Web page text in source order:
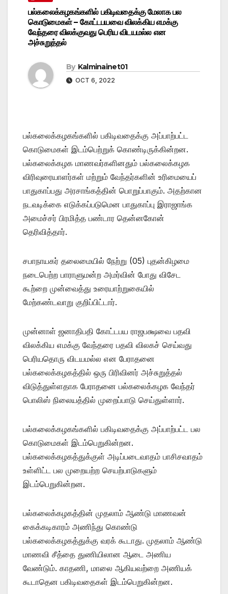
பல்கலைக்கழகங்களில் பகிடிவதைக்கு மேலாக பல
கொடுமைகள் – கோட்டபயவை விலக்கிய எமக்கு
வேந்தரை விலக்குவது பெரிய விடயமல்ல என
அச்சுறுத்தல்
By Kalminainet01
OCT 6, 2022
பல்கலைக்கழகங்களில் பகிடிவதைக்கு அப்பாற்பட்ட
கொடுமைகள் இடம்பெற்றுக் கொண்டிருக்கின்றன.
பல்கலைக்கழக மாணவர்களினதும் பல்கலைக்கழக
விரிவுரையாளர்கள் மற்றும் வேந்தர்களின் உரிமையைப்
பாதுகாப்பது அரசாங்கத்தின் பொறுப்பாகும். அதற்கான
நடவடிக்கை எடுக்கப்படுமென பாதுகாப்பு இராஜாங்க
அமைச்சர் பிரமித்த பண்டார தென்னகோன்
தெரிவித்தார்.
சபாநாயகர் தலைமையில் நேற்று (05) புதன்கிழமை
நடைபெற்ற பாராளுமன்ற அமர்வின் போது விசேட
கூற்றை முன்வைத்து உரையாற்றுகையில்
மேற்கண்டவாறு குறிப்பிட்டார்.
முன்னாள் ஜனாதிபதி கோட்டபய ராஜபக்ஷவை பதவி
விலக்கிய எமக்கு வேந்தரை பதவி விலகச் செய்வது
பெரியதொரு விடயமல்ல என பேராதனை
பல்கலைக்கழகத்தில் ஒரு பிரிவினர் அச்சுறுத்தல்
விடுத்துள்ளதாக பேராதனை பல்கலைக்கழக வேந்தர்
பொலிஸ் நிலையத்தில் முறைப்பாடு செய்துள்ளார்.
பல்கலைக்கழகங்களில் பகிடிவதைக்கு அப்பாற்பட்ட பல
கொடுமைகள் இடம்பெறுகின்றன.
பல்கலைக்கழகத்துக்குள் அடிப்படைவாதம் பாசிசவாதம்
உள்ளிட்ட பல முறையற்ற செயற்பாடுகளும்
இடம்பெறுகின்றன.
பல்கலைக்கழகத்தின் முதலாம் ஆண்டு மாணவன்
கைக்கடிகாரம் அணிந்து கொண்டு
பல்கலைக்கழகத்துக்கு வரக் கூடாது. முதலாம் ஆண்டு
மாணவி சீத்தை துணியிலான ஆடை அணிய
வேண்டும். காதணி, மாலை ஆகியவற்றை அணியக்
கூடாதென பகிடிவதைகள் இடம்பெறுகின்றன.